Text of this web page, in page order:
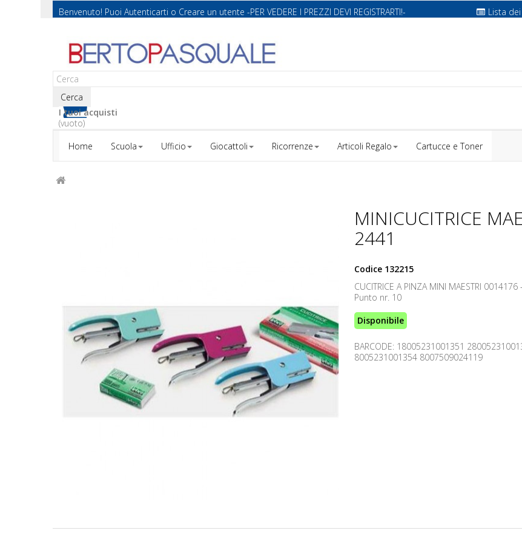
Benvenuto! Puoi Autenticarti o Creare un utente -PER VEDERE I PREZZI DEVI REGISTRARTI!- Lista
Cerca
I tuoi acquisti
(vuoto)
Home
Scuola Ufficio Giocattoli Ricorrenze Articoli Regalo Cartucce e Toner
MINICUCITRICE
2441
Codice 132215
CUCITRICE A PINZA MINI MAESTRI 0014176
Punto nr. 10
Disponibile
BARCODE: 18005231001351
8005231001354 8007509024119